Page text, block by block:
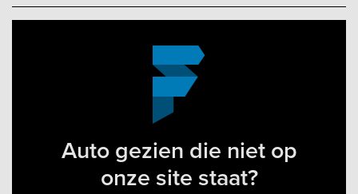
Auto gezien die niet op
onze site staat?